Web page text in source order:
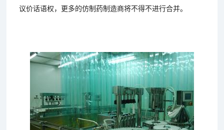
议价话语权，更多的仿制药制造商将不得不进行合并。